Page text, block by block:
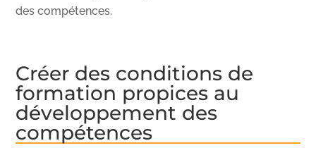
des compétences.
Créer des conditions de
formation propices au
développement des
compétences